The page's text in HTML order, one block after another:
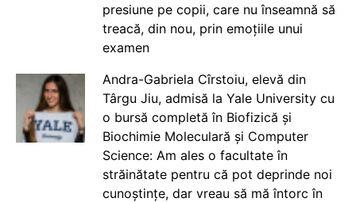
presiune pe copii, care nu înseamnă să
treacă, din nou, prin emoțiile unui
examen
Andra-Gabriela Cîrstoiu, elevă din
Târgu Jiu, admisă la Yale University cu
o bursă completă în Biofizică și
Biochimie Moleculară și Computer
Science: Am ales o facultate în
străinătate pentru că pot deprinde noi
cunoștințe, dar vreau să mă întorc în